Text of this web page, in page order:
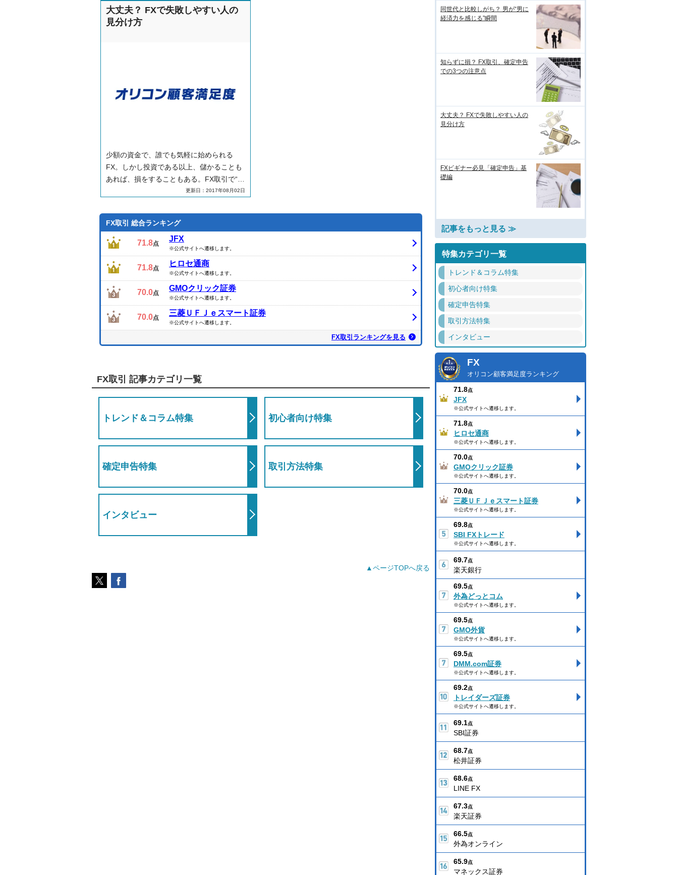
ヒロセ通商との違い、JFXが向いている人
をわかりやすく解説します。
大丈夫？ FXで失敗しやすい人の
見分け方
少額の資金で、誰でも気軽に始められる
FX。しかし投資である以上、儲かることも
あれば、損をすることもある。FX取引で“や
ってしまいがち”な事を通じ、「失敗しやす
ってみよう。
更新日：2017年08月02日
FX取引 総合ランキング
71.8点
JFX
※公式サイトへ遷移します。
71.8点
ヒロセ通商
※公式サイトへ遷移します。
70.0点
GMOクリック証券
※公式サイトへ遷移します。
70.0点
三菱ＵＦＪｅスマート証券
※公式サイトへ遷移します。
FX取引ランキングを見る
FX取引 記事カテゴリ一覧
トレンド＆コラム特集 初心者向け特集
確定申告特集 取引方法特集
インタビュー
▲ページTOPへ戻る
同世代と比較しがち？ 男が“男に
経済力を感じる”瞬間
知らずに損？ FX取引、確定申告
での3つの注意点
大丈夫？ FXで失敗しやすい人の
見分け方
FXビギナー必見「確定申告」基
礎編
記事をもっと見る ≫
特集カテゴリ一覧
トレンド＆コラム特集
初心者向け特集
確定申告特集
取引方法特集
インタビュー
FX
オリコン顧客満足度ランキング
71.8点
JFX
※公式サイトへ遷移します。
71.8点
ヒロセ通商
※公式サイトへ遷移します。
70.0点
GMOクリック証券
※公式サイトへ遷移します。
70.0点
三菱ＵＦＪｅスマート証券
※公式サイトへ遷移します。
69.8点
SBI FXトレード
※公式サイトへ遷移します。
69.7点
楽天銀行
69.5点
外為どっとコム
※公式サイトへ遷移します。
69.5点
GMO外貨
※公式サイトへ遷移します。
69.5点
DMM.com証券
※公式サイトへ遷移します。
69.2点
トレイダーズ証券
※公式サイトへ遷移します。
69.1点
SBI証券
68.7点
松井証券
68.6点
LINE FX
67.3点
楽天証券
66.5点
外為オンライン
65.9点
マネックス証券